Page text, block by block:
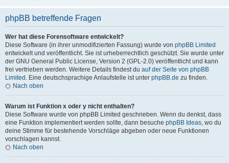
phpBB betreffende Fragen
Wer hat diese Forensoftware entwickelt?
Diese Software (in ihrer unmodifizierten Fassung) wurde von phpBB Limited
entwickelt und veröffentlicht. Sie ist urheberrechtlich geschützt. Sie wurde unter
der GNU General Public License, Version 2 (GPL-2.0) veröffentlicht und kann
frei vertrieben werden. Weitere Details findest du auf der Seite von phpBB
Limited . Eine deutschsprachige Anlaufstelle ist unter phpBB.de zu finden.
Nach oben
Warum ist Funktion x oder y nicht enthalten?
Diese Software wurde von phpBB Limited geschrieben. Wenn du denkst, dass
eine Funktion implementiert werden sollte, dann besuche phpBB Ideas, wo du
deine Stimme für bestehende Vorschläge abgeben oder neue Funktionen
vorschlagen kannst.
Nach oben